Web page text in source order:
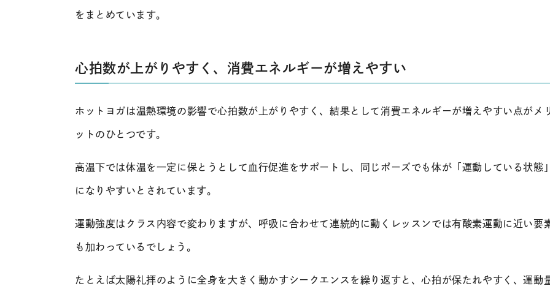
をまとめています。
心拍数が上がりやすく、消費エネルギーが増えやすい
ホットヨガは温熱環境の影響で心拍数が上がりやすく、結果として消費エネルギーが増えやすい点がメ
ットのひとつです。
高温下では体温を一定に保とうとして血行促進をサポートし、同じポーズでも体が「運動している状態」
になりやすいとされています。
運動強度はクラス内容で変わりますが、呼吸に合わせて連続的に動くレッスンでは有酸素運動に近い要
も加わっているでしょう。
たとえば太陽礼拝のように全身を大きく動かすシークエンスを繰り返すと、心拍が保たれやすく、運動